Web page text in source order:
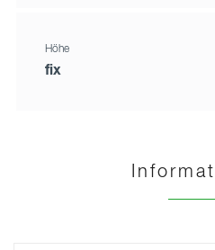
Höhe
fix